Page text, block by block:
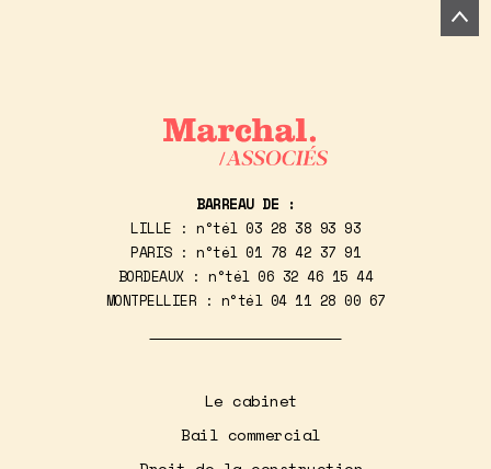
BARREAU DE :
LILLE : n°tél 03 28 38 93 93
PARIS : n°tél 01 78 42 37 91
BORDEAUX : n°tél06 32 46 15 44
MONTPELLIER : n°tél 04 11 28 00 67
Le cabinet
Bail commercial